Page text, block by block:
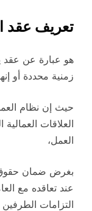
تعريف عقد
هو عبارة عن عقد
زمنية محددة أو
حيث إن نظام
العلاقات
العمل،
بغرض ضمان حقوق
عند تعاقده مع
التزامات